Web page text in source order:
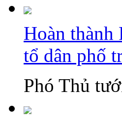
Hoàn thành
tổ dân phố
Phó Thủ